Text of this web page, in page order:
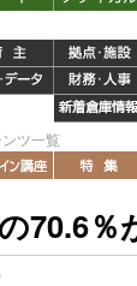
ツ一覧
70.6％